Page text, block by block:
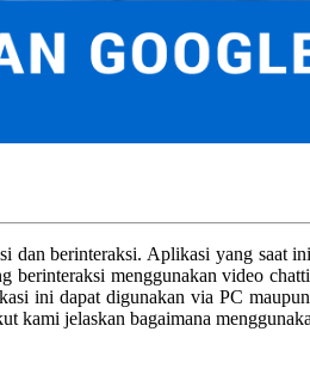
berinteraksi. Aplikasi yang saat
menggunakan video
ini dapat digunakan via PC
kami jelaskan bagaimana